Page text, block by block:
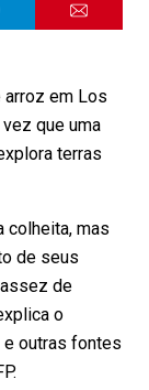
arroz em Los
que uma
terras
colheita, mas
de seus
de
o
e outras fontes